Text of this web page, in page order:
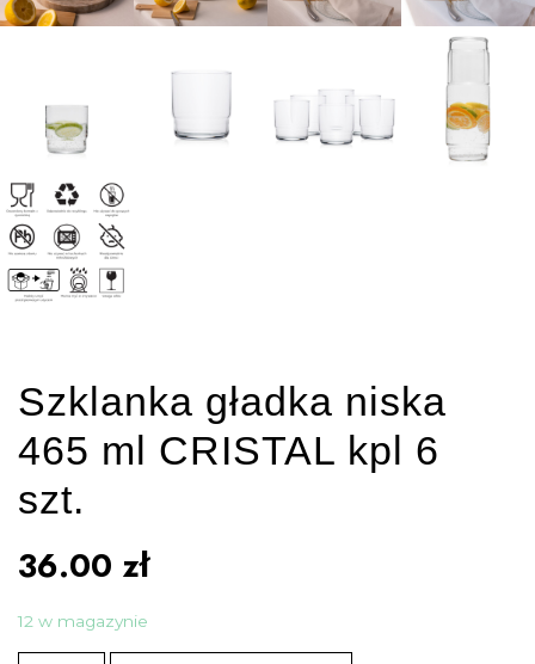
Szklanka gładka niska
465 ml CRISTAL kpl 6
szt.
36.00 zł
12 w magazynie